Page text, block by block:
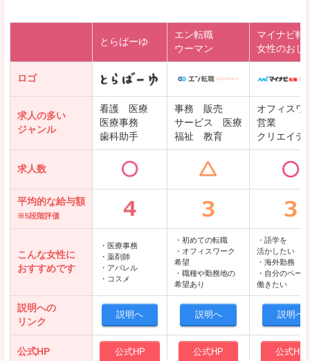
とらばーゆ
エン転職
ウーマン
マイナビ転
女性のおし
ロゴ
求人の多い
ジャンル
看護 医療
医療事務
歯科助手
事務 販売
サービス 医療
福祉 教育
オフィスワ
営業
クリエイテ
求人数
平均的な給与額
※5段階評価
こんな女性に
おすすめです
・医療事務
・薬剤師
・アパレル
・コスメ
・初めての転職
・オフィスワーク
希望
・職種や勤務地の
希望あり
・語学を
活かしたい
・海外勤務
・自分のペー
働きたい
説明への
リンク
説明へ 説明へ 説明へ
公式HP 公式HP 公式HP 公式HP